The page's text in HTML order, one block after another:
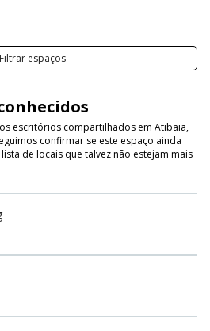
Filtrar espaços
escritórios compartilhados em Atibaia,
confirmar se este espaço ainda
de locais que talvez não estejam mais